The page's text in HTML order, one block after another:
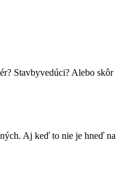
Stavbyvedúci? Alebo skôr
Aj keď to nie je hneď na